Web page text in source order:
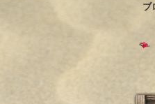
ブ